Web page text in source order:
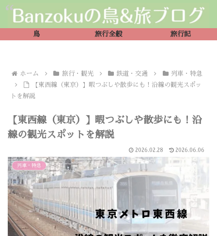
鳥 旅行全般 旅行記
ホーム 旅行・観光 鉄道・交通
列車・特急
【東西線（東京）】暇つぶしや散歩にも！沿線の観光スポッ
トを解説
【東西線（東京）】暇つぶしや散歩にも！沿
線の観光スポットを解説
2026.02.28 2026.06.06
列車・特急